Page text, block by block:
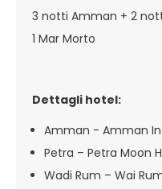
3 notti Amman + 2
1 Mar Morto
Dettagli hotel:
Amman - Amman
Petra – Petra Moon
Wadi Rum – Wai